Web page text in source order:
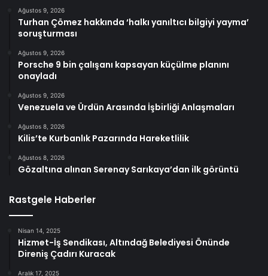
Ağustos 9, 2026
Turhan Çömez hakkında ‘halkı yanıltıcı bilgiyi yayma’
soruşturması
Ağustos 9, 2026
Porsche 9 bin çalışanı kapsayan küçülme planını
onayladı
Ağustos 9, 2026
Venezuela ve Ürdün Arasında İşbirliği Anlaşmaları
Ağustos 8, 2026
Kilis’te Kurbanlık Pazarında Hareketlilik
Ağustos 8, 2026
Gözaltına alınan Serenay Sarıkaya’dan ilk görüntü
Rastgele Haberler
Nisan 14, 2025
Hizmet-İş Sendikası, Altındağ Belediyesi Önünde
Direniş Çadırı Kuracak
Aralık 17, 2025